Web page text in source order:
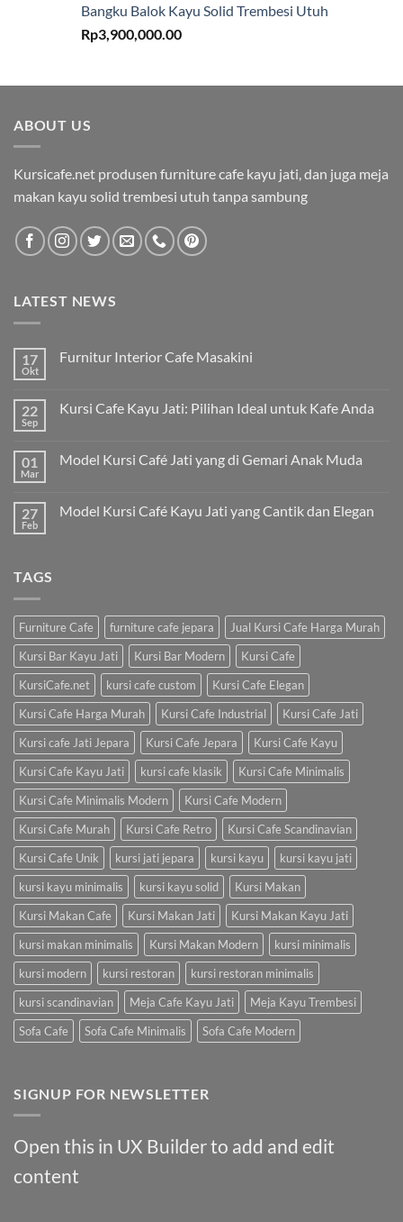
Bangku Balok Kayu Solid Trembesi Utuh
Rp3,900,000.00
ABOUT US
Kursicafe.net produsen furniture cafe kayu jati, dan juga meja
makan kayu solid trembesi utuh tanpa sambung
LATEST NEWS
17
Okt
Furnitur Interior Cafe Masakini
22
Sep
Kursi Cafe Kayu Jati: Pilihan Ideal untuk Kafe Anda
01
Mar
Model Kursi Café Jati yang di Gemari Anak Muda
27
Feb
Model Kursi Café Kayu Jati yang Cantik dan Elegan
TAGS
Furniture Cafe furniture cafe jepara
Jual Kursi Cafe Harga Murah
Kursi Bar Kayu Jati
Kursi Bar Modern
Kursi Cafe
KursiCafe.net
kursi cafe custom
Kursi Cafe Elegan
Kursi Cafe Harga Murah
Kursi Cafe Industrial
Kursi Cafe Jati
Kursi cafe Jati Jepara
Kursi Cafe Jepara
Kursi Cafe Kayu
Kursi Cafe Kayu Jati
kursi cafe klasik
Kursi Cafe Minimalis
Kursi Cafe Minimalis Modern
Kursi Cafe Modern
Kursi Cafe Murah
Kursi Cafe Retro
Kursi Cafe Scandinavian
Kursi Cafe Unik
kursi jati jepara kursi kayu
kursi kayu jati
kursi kayu minimalis
kursi kayu solid
Kursi Makan
Kursi Makan Cafe
Kursi Makan Jati
Kursi Makan Kayu Jati
kursi makan minimalis
Kursi Makan Modern
kursi minimalis
kursi modern
kursi restoran
kursi restoran minimalis
kursi scandinavian
Meja Cafe Kayu Jati
Meja Kayu Trembesi
Sofa Cafe
Sofa Cafe Minimalis Sofa Cafe Modern
SIGNUP FOR NEWSLETTER
Open this in UX Builder to add and edit
content